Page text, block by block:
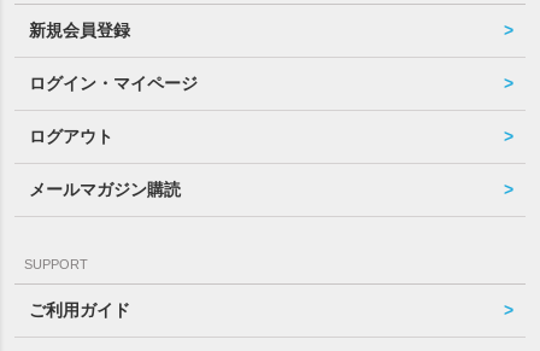
新規会員登録
ログイン・マイページ
ログアウト
メールマガジン購読
SUPPORT
ご利用ガイド